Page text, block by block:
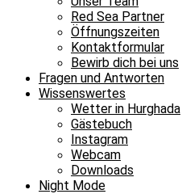
Red Sea Partner
Öffnungszeiten
Kontaktformular
Bewirb dich bei uns
Fragen und Antworten
Wissenswertes
Wetter in Hurghada
Gästebuch
Instagram
Webcam
Downloads
Night Mode
Ich
nachts!